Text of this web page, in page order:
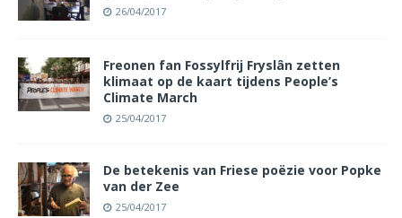
26/04/2017
Freonen fan Fossylfrij Fryslân zetten
klimaat op de kaart tijdens People’s
Climate March
25/04/2017
De betekenis van Friese poëzie voor Popke
van der Zee
25/04/2017